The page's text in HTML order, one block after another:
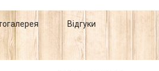
Відгуки